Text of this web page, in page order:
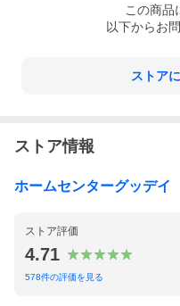
この商品
以下からお
ストア
ストア情報
ホームセンターグッデイ
ストア評価
4.71
578件の評価を見る